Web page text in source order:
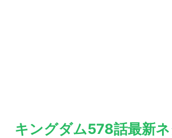
キングダム578話最新